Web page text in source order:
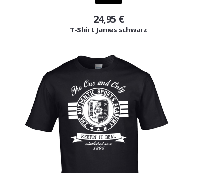
24,95 €
T-Shirt James schwarz